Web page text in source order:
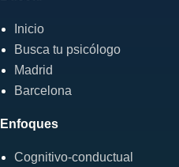
Inicio
Busca tu psicólogo
Madrid
Barcelona
Enfoques
Cognitivo-conductual